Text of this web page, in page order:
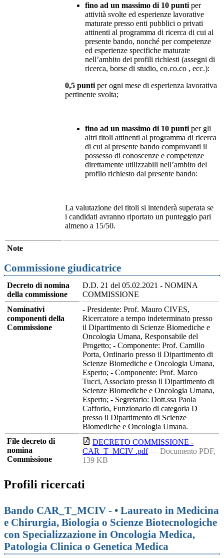
fino ad un massimo di 10 punti per
attività svolte ed esperienze lavorative
maturate presso enti pubblici o privati
attinenti al programma di ricerca di cui al
presente bando, nonché per competenze
ed esperienze specifiche maturate
nell’ambito dei profili richiesti (assegni di
ricerca, borse di studio, co.co.co , ecc.):
0,5 punti per ogni mese di esperienza lavorativa
pertinente svolta;
fino ad un massimo di 10 punti per gli
altri titoli attinenti al programma di ricerca
di cui al presente bando comprovanti il
possesso di conoscenze e competenze
direttamente utilizzabili nell’ambito del
profilo richiesto dal presente bando:
La valutazione dei titoli si intenderà superata se
i candidati avranno riportato un punteggio pari
almeno a 15/50.
Note
Commissione giudicatrice
Decreto di nomina
della commissione
D.D. 21 del 05.02.2021 - NOMINA
COMMISSIONE
Nominativi
componenti della
Commissione
- Presidente: Prof. Mauro CIVES,
Ricercatore a tempo indeterminato presso
il Dipartimento di Scienze Biomediche e
Oncologia Umana, Responsabile del
Progetto; - Componente: Prof. Camillo
Porta, Ordinario presso il Dipartimento di
Scienze Biomediche e Oncologia Umana,
Esperto; - Componente: Prof. Marco
Tucci, Associato presso il Dipartimento di
Scienze Biomediche e Oncologia Umana,
Esperto; - Segretario: Dott.ssa Paola
Cafforio, Funzionario di categoria D
presso il Dipartimento di Scienze
Biomediche e Oncologia Umana.
File decreto di
nomina
Commissione
DECRETO COMMISSIONE -
CAR_T_MCIV .pdf — Documento PDF,
139 KB
Profili ricercati
Bando CAR_T_MCIV - • Laureato in Medicina
e Chirurgia, Biologia o Scienze Biotecnologiche
con Specializzazione in Oncologia Medica,
Patologia Clinica o Genetica Medica